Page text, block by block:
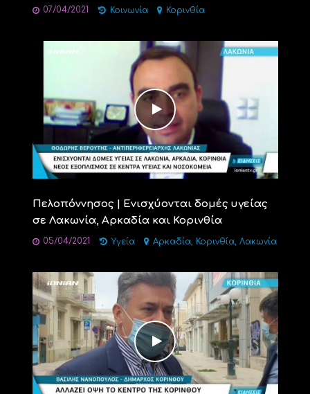
07/04/2021 Κοινωνία Κορινθία
Πελοπόννησος | Ενισχύονται δομές υγείας
σε Λακωνία, Αρκαδία και Κορινθία
05/04/2021 Υγεία Αρκαδία, Κορινθία, Λακωνία